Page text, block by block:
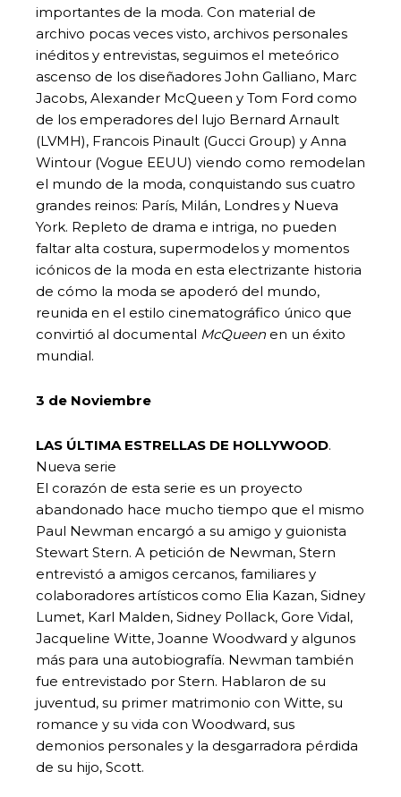
importantes de la moda. Con material de
archivo pocas veces visto, archivos personales
inéditos y entrevistas, seguimos el meteórico
ascenso de los diseñadores John Galliano, Marc
Jacobs, Alexander McQueen y Tom Ford como
de los emperadores del lujo Bernard Arnault
(LVMH), Francois Pinault (Gucci Group) y Anna
Wintour (Vogue EEUU) viendo como remodelan
el mundo de la moda, conquistando sus cuatro
grandes reinos: París, Milán, Londres y Nueva
York. Repleto de drama e intriga, no pueden
faltar alta costura, supermodelos y momentos
icónicos de la moda en esta electrizante historia
de cómo la moda se apoderó del mundo,
reunida en el estilo cinematográfico único que
convirtió al documental McQueen en un éxito
mundial.
3 de Noviembre
LAS ÚLTIMA ESTRELLAS DE HOLLYWOOD.
Nueva serie
El corazón de esta serie es un proyecto
abandonado hace mucho tiempo que el mismo
Paul Newman encargó a su amigo y guionista
Stewart Stern. A petición de Newman, Stern
entrevistó a amigos cercanos, familiares y
colaboradores artísticos como Elia Kazan, Sidney
Lumet, Karl Malden, Sidney Pollack, Gore Vidal,
Jacqueline Witte, Joanne Woodward y algunos
más para una autobiografía. Newman también
fue entrevistado por Stern. Hablaron de su
juventud, su primer matrimonio con Witte, su
romance y su vida con Woodward, sus
demonios personales y la desgarradora pérdida
de su hijo, Scott.